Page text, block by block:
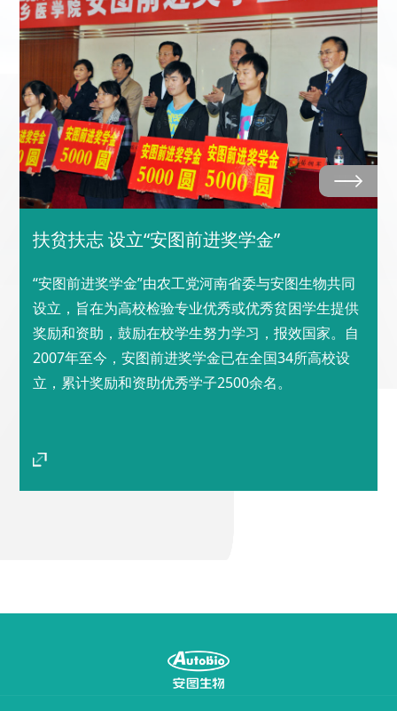
扶贫扶志 设立“安图前进奖学金”
“安图前进奖学金”由农工党河南省委与安图生物共同
设立，旨在为高校检验专业优秀或优秀贫困学生提供
奖励和资助，鼓励在校学生努力学习，报效国家。自
2007年至今，安图前进奖学金已在全国34所高校设
立，累计奖励和资助优秀学子2500余名。